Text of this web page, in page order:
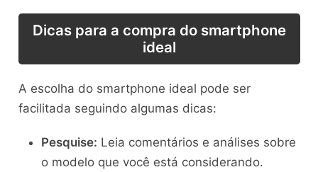
Dicas para a compra do smartphone
ideal
A escolha do smartphone ideal pode ser
facilitada seguindo algumas dicas:
Pesquise: Leia comentários e análises sobre
o modelo que você está considerando.